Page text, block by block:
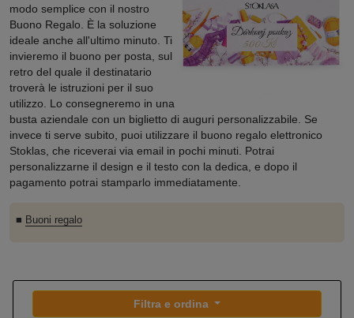
modo semplice con il nostro
Buono Regalo. È la soluzione
ideale anche all'ultimo minuto. Ti
invieremo il buono per posta, sul
retro del quale il destinatario
troverà le istruzioni per il suo
utilizzo. Lo consegneremo in una
busta aziendale con un biglietto di auguri personalizzabile. Se
invece ti serve subito, puoi utilizzare il buono regalo elettronico
Stoklas, che riceverai via email in pochi minuti. Potrai
personalizzarne il design e il testo con la dedica, e dopo il
pagamento potrai stamparlo immediatamente.
■ Buoni regalo
Filtra e ordina